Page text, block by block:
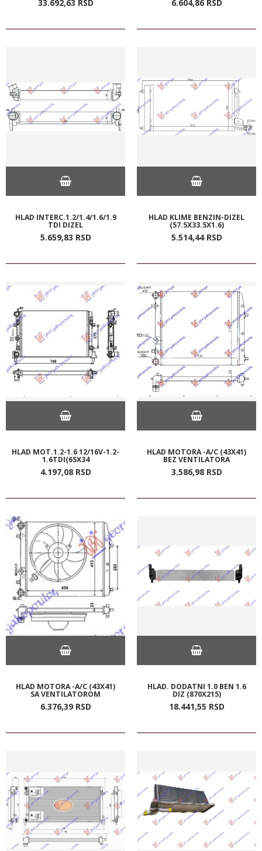
33.692,63 RSD 6.604,86 RSD
HLAD INTERC.1.2/1.4/1.6/1.9
TDI DIZEL
5.659,83 RSD
HLAD KLIME BENZIN-DIZEL
(57.5X33.5X1.6)
5.514,44 RSD
HLAD MOT.1.2-1.6 12/16V-1.2-
1.6TDI(65X34
4.197,08 RSD
HLAD MOTORA -A/C (43X41)
BEZ VENTILATORA
3.586,98 RSD
HLAD MOTORA -A/C (43X41)
SA VENTILATOROM
6.376,39 RSD
HLAD. DODATNI 1.0 BEN 1.6
DIZ (870X215)
18.441,55 RSD